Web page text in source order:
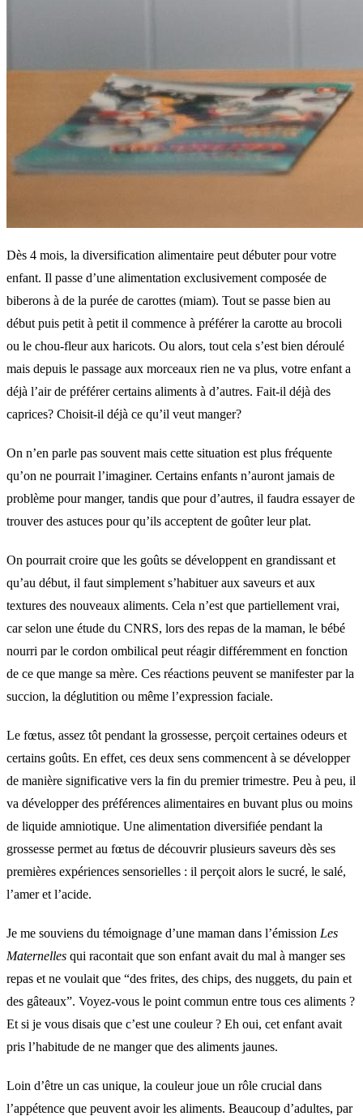
Dès 4 mois, la diversification alimentaire peut débuter pour votre
enfant. Il passe d’une alimentation exclusivement composée de
biberons à de la purée de carottes (miam). Tout se passe bien au
début puis petit à petit il commence à préférer la carotte au brocoli
ou le chou-fleur aux haricots. Ou alors, tout cela s’est bien déroulé
mais depuis le passage aux morceaux rien ne va plus, votre enfant a
déjà l’air de préférer certains aliments à d’autres. Fait-il déjà des
caprices? Choisit-il déjà ce qu’il veut manger?
On n’en parle pas souvent mais cette situation est plus fréquente
qu’on ne pourrait l’imaginer. Certains enfants n’auront jamais de
problème pour manger, tandis que pour d’autres, il faudra essayer de
trouver des astuces pour qu’ils acceptent de goûter leur plat.
On pourrait croire que les goûts se développent en grandissant et
qu’au début, il faut simplement s’habituer aux saveurs et aux
textures des nouveaux aliments. Cela n’est que partiellement vrai,
car selon une étude du CNRS, lors des repas de la maman, le bébé
nourri par le cordon ombilical peut réagir différemment en fonction
de ce que mange sa mère. Ces réactions peuvent se manifester par la
succion, la déglutition ou même l’expression faciale.
Le fœtus, assez tôt pendant la grossesse, perçoit certaines odeurs et
certains goûts. En effet, ces deux sens commencent à se développer
de manière significative vers la fin du premier trimestre. Peu à peu, il
va développer des préférences alimentaires en buvant plus ou moins
de liquide amniotique. Une alimentation diversifiée pendant la
grossesse permet au fœtus de découvrir plusieurs saveurs dès ses
premières expériences sensorielles : il perçoit alors le sucré, le salé,
l’amer et l’acide.
Je me souviens du témoignage d’une maman dans l’émission Les
Maternelles qui racontait que son enfant avait du mal à manger ses
repas et ne voulait que “des frites, des chips, des nuggets, du pain et
des gâteaux”. Voyez-vous le point commun entre tous ces aliments ?
Et si je vous disais que c’est une couleur ? Eh oui, cet enfant avait
pris l’habitude de ne manger que des aliments jaunes.
Loin d’être un cas unique, la couleur joue un rôle crucial dans
l’appétence que peuvent avoir les aliments. Beaucoup d’adultes, par